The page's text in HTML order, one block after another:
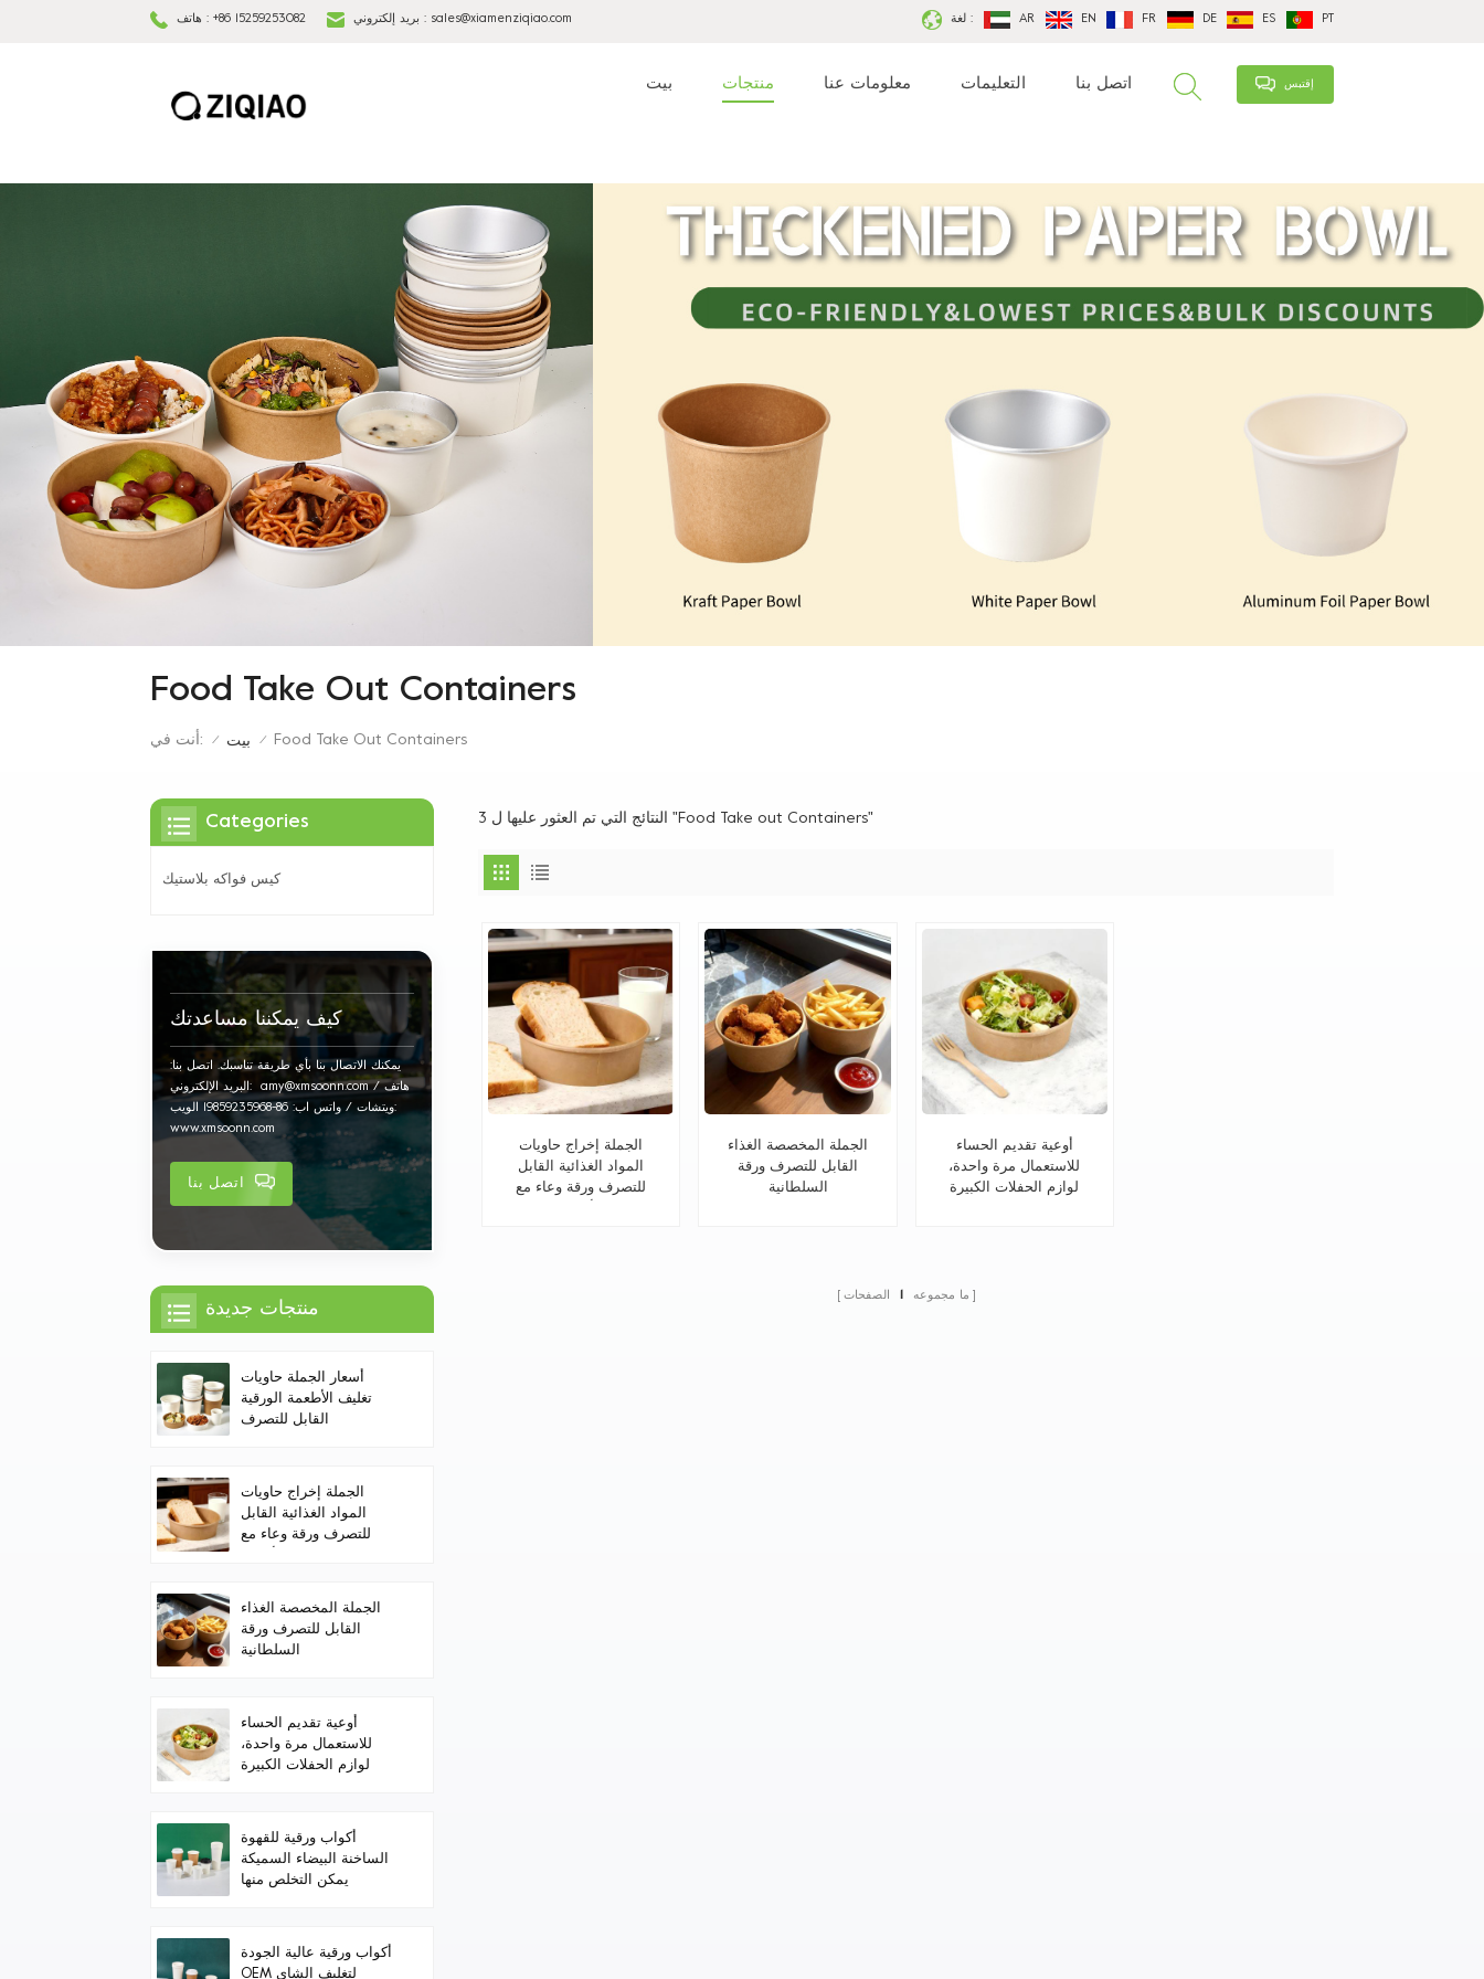
هاتف : +86 15259253082 بريد إلكتروني : sales@xiamenziqiao.com لغة : AR EN FR DE ES PT
إقتبس بيت منتجات معلومات عنا التعليمات اتصل بنا
Food Take Out Containers
أنت في: / بيت / Food Take Out Containers
3 النتائج التي تم العثور عليها ل "Food Take out Containers"
الجملة إخراج حاويات
المواد الغذائية القابل
للتصرف ورقة وعاء مع
الجملة المخصصة الغذاء
القابل للتصرف ورقة
السلطانية
أوعية تقديم الحساء
للاستعمال مرة واحدة،
لوازم الحفلات الكبيرة
ما مجموعه الصفحات
Categories
كيس فواكه بلاستيك
كيف يمكننا مساعدتك
يمكنك الاتصال بنا بأي طريقة تناسبك. اتصل بنا:
البريد الإلكتروني: amy@xmsoonn.com هاتف /
ويتشات / واتس اب: 86-19859235968 الويب:
www.xmsoonn.com
اتصل بنا
منتجات جديدة
أسعار الجملة حاويات
تغليف الأطعمة الورقية
القابل للتصرف
الجملة إخراج حاويات
المواد الغذائية القابل
للتصرف ورقة وعاء مع
الجملة المخصصة الغذاء
القابل للتصرف ورقة
السلطانية
أوعية تقديم الحساء
للاستعمال مرة واحدة،
لوازم الحفلات الكبيرة
أكواب ورقية للقهوة
الساخنة البيضاء السميكة
يمكن التخلص منها
أكواب ورقية عالية الجودة
OEM لتغليف الشاي